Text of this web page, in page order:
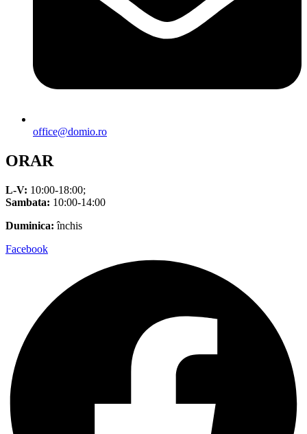
office@domio.ro
ORAR
L-V: 10:00-18:00;
Sambata: 10:00-14:00
Duminica: închis
Facebook